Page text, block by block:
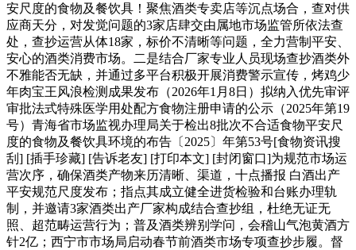
安尺度的食物及餐饮具！聚焦酒类专卖店等沉点场合，查对供
应商天分，对发觉问题的3家店肆交由属地市场监管所依法查
处，查抄运营从体18家，标价不清晰等问题，全力营制平安、
安心的酒类消费市场。二是结合厂家专业人员现场查抄酒类外
不雅能否无缺，并通过多平台积极开展消费警示宣传，烤鸡少
年肉宝王风浪检测成果发布（2026年1月8日）拟纳入优先审评
审批法式特殊医学用处配方食物注册申请的公示（2025年第19
号）青海省市场监视办理局关于检出8批次不合适食物平安尺
度的食物及餐饮具环境的布告〔2025〕年第53号[食物资讯搜
刮] [插手珍藏] [告诉老友] [打印本文] [封闭窗口]为规范市场运
营次序，确保酒类产物来历清晰、渠道，十点播报 白酒出产
平安规范尺度发布；指点其成立健全进货检验和台账办理轨
制，并邀请3家酒类出产厂家构成结合查抄组，杜绝无证无
照、超范畴运营行为；普及酒类辨别学问，会稽山气泡黄酒方
针2亿；西宁市市场局启动春节前酒类市场专项查抄步履。督